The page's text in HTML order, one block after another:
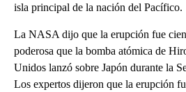
isla principal de la nación del Pacífico.
La NASA dijo que la erupción fue
poderosa que la bomba atómica de
Unidos lanzó sobre Japón durante la
Los expertos dijeron que la erupción